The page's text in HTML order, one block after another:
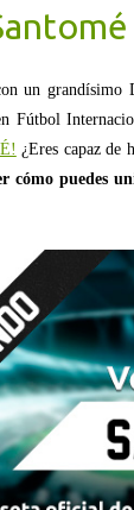
un grandísimo
Fútbol
¿Eres capaz de
cómo puedes